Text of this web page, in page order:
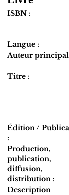
ISBN :
Langue :
Auteur
Titre :
Édition /
:
Production,
publication,
diffusion,
distribution :
Description